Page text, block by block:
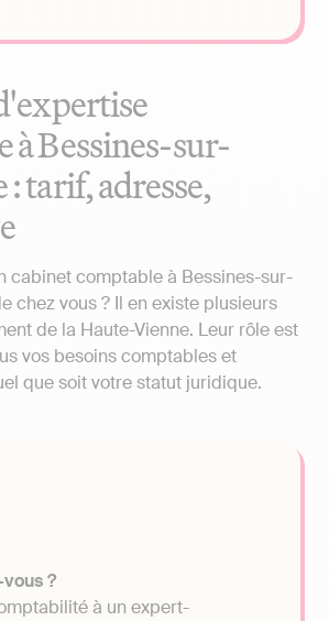
à Bessines-sur-
tarif, adresse,
cabinet comptable à Bessines-sur-
chez vous ? Il en existe plusieurs
de la Haute-Vienne. Leur rôle est
vos besoins comptables et
que soit votre statut juridique.
?
à un expert-